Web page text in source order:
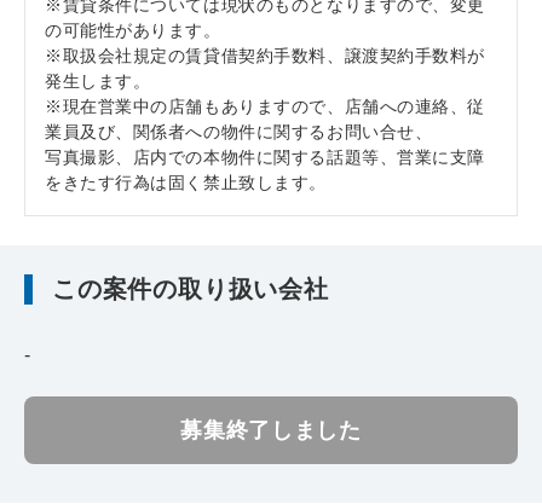
※賃貸条件については現状のものとなりますので、変更
の可能性があります。
※取扱会社規定の賃貸借契約手数料、譲渡契約手数料が
発生します。
※現在営業中の店舗もありますので、店舗への連絡、従
業員及び、関係者への物件に関するお問い合せ、
写真撮影、店内での本物件に関する話題等、営業に支障
をきたす行為は固く禁止致します。
この案件の取り扱い会社
-
募集終了しました